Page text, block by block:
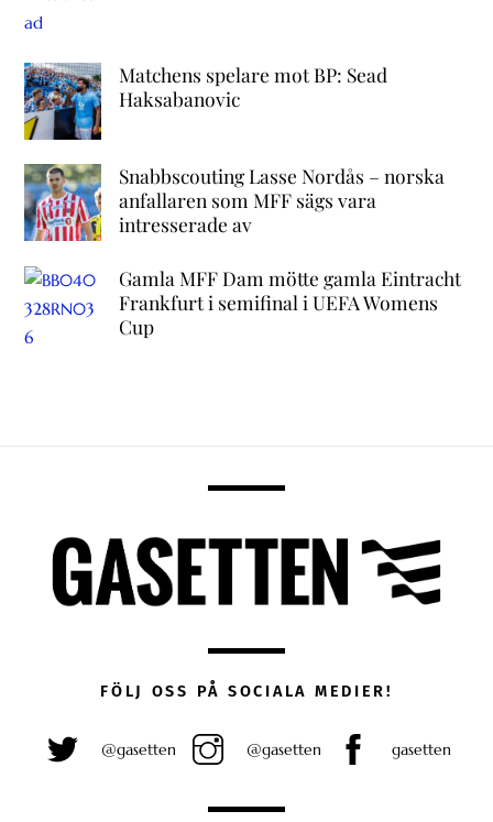
Matchens spelare mot BP: Sead
Haksabanovic
Snabbscouting Lasse Nordås – norska
anfallaren som MFF sägs vara
intresserade av
Gamla MFF Dam mötte gamla Eintracht
Frankfurt i semifinal i UEFA Womens
Cup
FÖLJ OSS PÅ SOCIALA MEDIER!
@gasetten @gasetten gasetten